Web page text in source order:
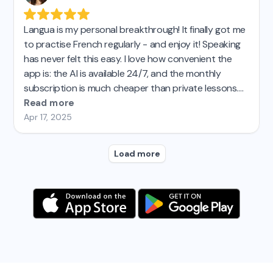
Langua is my personal breakthrough! It finally got me
to practise French regularly - and enjoy it! Speaking
has never felt this easy. I love how convenient the
app is: the AI is available 24/7, and the monthly
subscription is much cheaper than private lessons.
I’d tried other AI language apps before, but none
came close to Langua. I’m seriously impressed and
genuinely recommend it! Top! 😊
Read more
Apr 17, 2025
Load more